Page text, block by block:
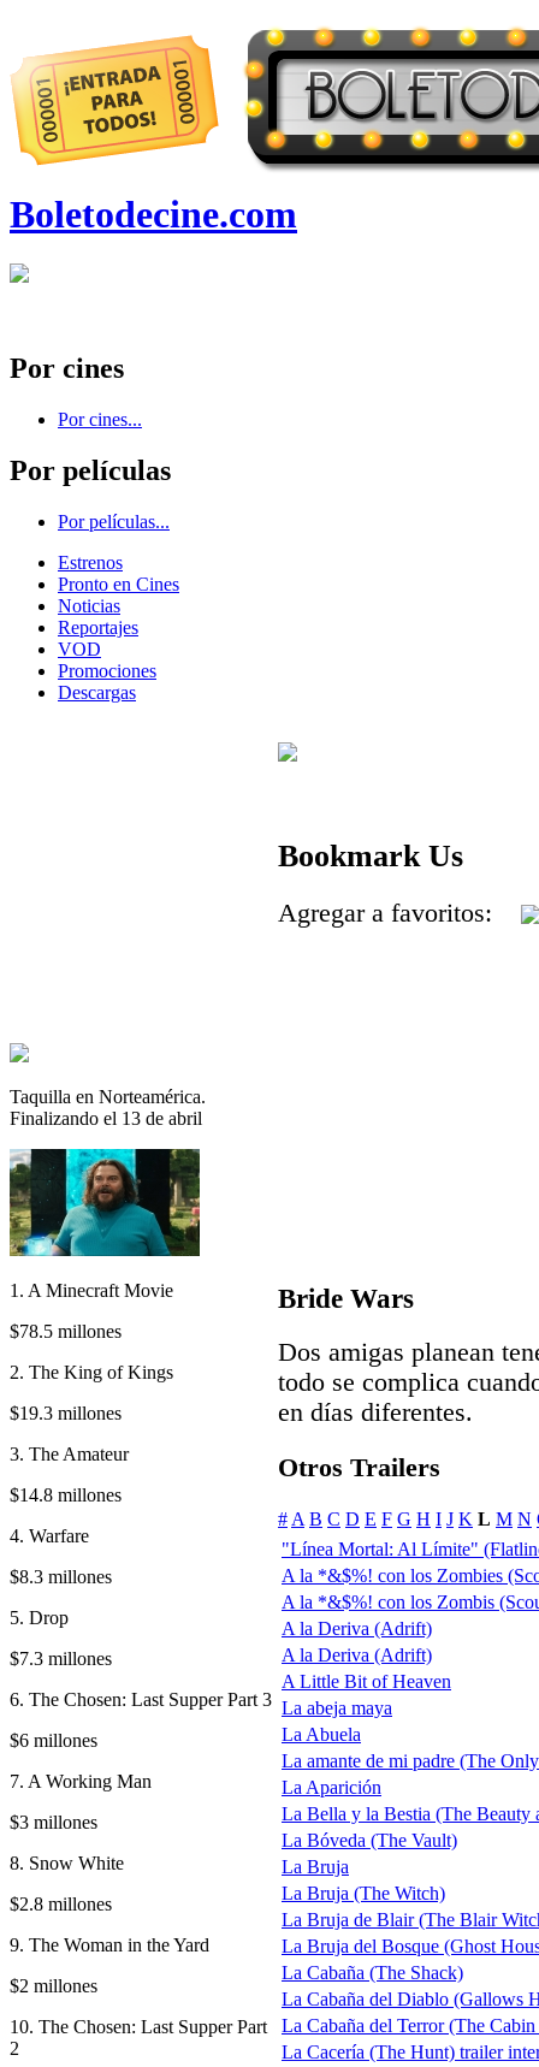
Boletodecine.com
Por cines
Por cines...
Por películas
Por películas...
Estrenos
Pronto en Cines
Noticias
Reportajes
VOD
Promociones
Descargas
Taquilla en Norteamérica.
Finalizando el 13 de abril
1. A Minecraft Movie
$78.5 millones
2. The King of Kings
$19.3 millones
3. The Amateur
$14.8 millones
4. Warfare
$8.3 millones
5. Drop
$7.3 millones
6. The Chosen: Last Supper Part 3
$6 millones
7. A Working Man
$3 millones
8. Snow White
$2.8 millones
9. The Woman in the Yard
$2 millones
10. The Chosen: Last Supper Part
2
Bookmark Us
Agregar a favoritos:
Bride Wars
Dos amigas planean
todo se complica
en días diferentes.
Otros Trailers
# A B C D E F G H I J K L M N
"Línea Mortal: Al Límite"
A la *&$%! con los Zombies
A la *&$%! con los Zombis
A la Deriva (Adrift)
A la Deriva (Adrift)
A Little Bit of Heaven
La abeja maya
La Abuela
La amante de mi padre (The
La Aparición
La Bella y la Bestia (The Beauty
La Bóveda (The Vault)
La Bruja
La Bruja (The Witch)
La Bruja de Blair (The Blair
La Bruja del Bosque (Ghost
La Cabaña (The Shack)
La Cabaña del Diablo (Gallows
La Cabaña del Terror (The
La Cacería (The Hunt) trailer